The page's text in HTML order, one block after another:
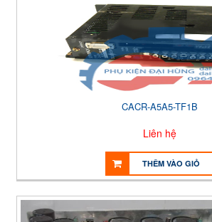
CACR-A5A5-TF1B
Liên hệ
THÊM VÀO GIỎ